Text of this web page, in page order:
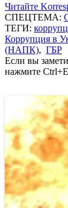
Читайте
СПЕЦТЕМА:
ТЕГИ:
Коррупция в
(НАПК), ГБР
Если вы
нажмите